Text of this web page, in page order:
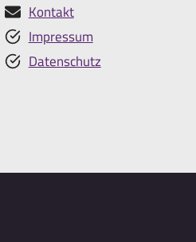
Kontakt
Impressum
Datenschutz